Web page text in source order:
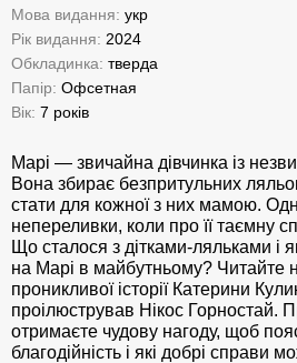
Мова видання: укр
Рік видання: 2024
Обкладинка: тверда
Папір: Офсетная
Вік: 7 років
Марі — звичайна дівчинка із
Вона збирає безпритульних
стати для кожної з них мамою.
непереливки, коли про її таємну
Що сталося з дітками-ляльками і
на Марі в майбутньому? Читайте
проникливої історії Катерини
проілюстрував Нікос Горностай.
отримаєте чудову нагоду, щоб
благодійність і які добрі справи